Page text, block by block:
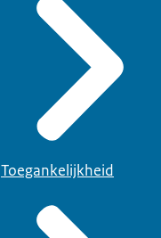
Toegankelijkheid